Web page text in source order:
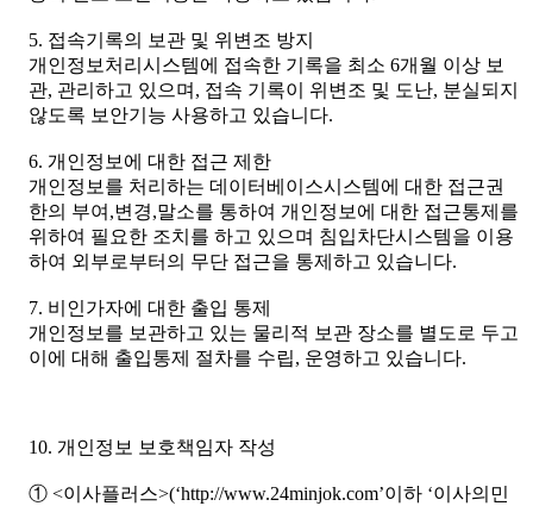
5. 접속기록의 보관 및 위변조 방지
개인정보처리시스템에 접속한 기록을 최소 6개월 이상 보
관, 관리하고 있으며, 접속 기록이 위변조 및 도난, 분실되지
않도록 보안기능 사용하고 있습니다.
6. 개인정보에 대한 접근 제한
개인정보를 처리하는 데이터베이스시스템에 대한 접근권
한의 부여,변경,말소를 통하여 개인정보에 대한 접근통제를
위하여 필요한 조치를 하고 있으며 침입차단시스템을 이용
하여 외부로부터의 무단 접근을 통제하고 있습니다.
7. 비인가자에 대한 출입 통제
개인정보를 보관하고 있는 물리적 보관 장소를 별도로 두고
이에 대해 출입통제 절차를 수립, 운영하고 있습니다.
10. 개인정보 보호책임자 작성
① <이사플러스>(‘http://www.24minjok.com’이하 ‘이사의민